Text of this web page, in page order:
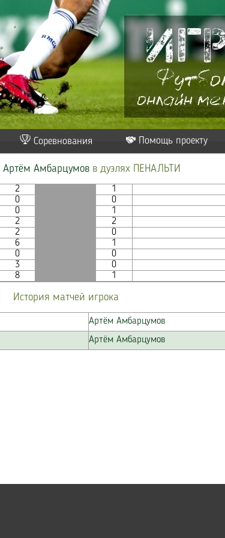
Соревнования Помощь проекту
Артём Амбарцумов в дуэлях ПЕНАЛЬТИ
2 1
0 0
0 1
2 2
2 0
6 1
0 0
3 0
8 1
История матчей игрока
Артём Амбарцумов
Артём Амбарцумов